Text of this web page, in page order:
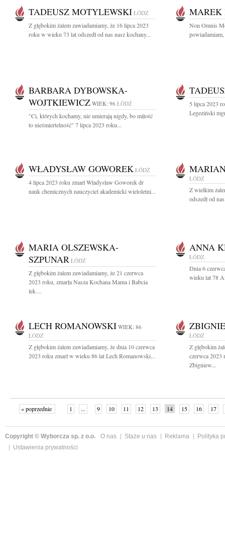
TADEUSZ MOTYLEWSKI ŁÓDŹ
Z głębokim żalem zawiadamiamy, że 16 lipca 2023
roku w wieku 73 lat odszedł od nas nasz kochany...
MAREK
Non Omnis
BARBARA DYBOWSKA-
WOJTKIEWICZ WIEK: 96 ŁÓDŹ
"Ci, których kochamy, nie umierają nigdy, bo miłość
to nieśmiertelność" 7 lipca 2023 roku...
5 lipca 2023
Legeziński
WŁADYSŁAW GOWOREK ŁÓDŹ
4 lipca 2023 roku zmarł Władysław Goworek dr
nauk chemicznych nauczyciel akademicki wieloletni...
ŁÓDŹ
Z wielkim
odszedł od
MARIA OLSZEWSKA-
SZPUNAR ŁÓDŹ
Z głębokim żalem zawiadamiamy, że 21 czerwca
2023 roku, zmarła Nasza Kochana Mama i Babcia
lek....
ANNA
ŁÓDŹ
Dnia 6
wieku lat 78
LECH ROMANOWSKI WIEK: 86
ŁÓDŹ
Z głębokim żalem zawiadamiamy, że dnia 10 czerwca
2023 roku zmarł w wieku 86 lat Lech Romanowski...
ŁÓDŹ
Z głębokim
czerwca 2023
Zbigniew...
« poprzednie 1 ... 9 10 11 12 13 14 15 16 17
Copyright © Wyborcza sp. z o.o. O nas Staże u nas Reklama
Polityka
Ustawienia prywatności